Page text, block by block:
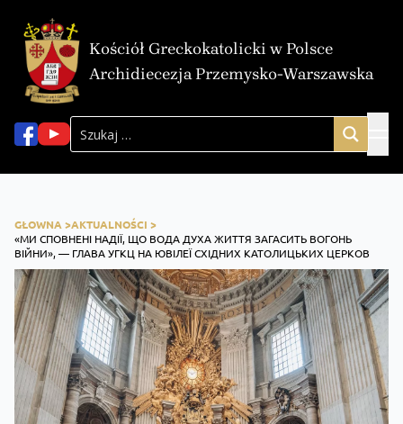
Kościół Greckokatolicki w Polsce
Archidiecezja Przemysko-Warszawska
GŁOWNA >AKTUALNOŚCI >
«МИ СПОВНЕНІ НАДІЇ, ЩО ВОДА ДУХА ЖИТТЯ ЗАГАСИТЬ ВОГОНЬ
ВІЙНИ», — ГЛАВА УГКЦ НА ЮВІЛЕЇ СХІДНИХ КАТОЛИЦЬКИХ ЦЕРКОВ